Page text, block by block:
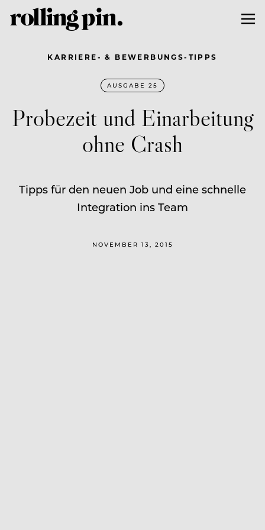
KARRIERE- & BEWERBUNGS-TIPPS
AUSGABE 25
Probezeit und Einarbeitung
ohne Crash
Tipps für den neuen Job und eine schnelle
Integration ins Team
NOVEMBER 13, 2015